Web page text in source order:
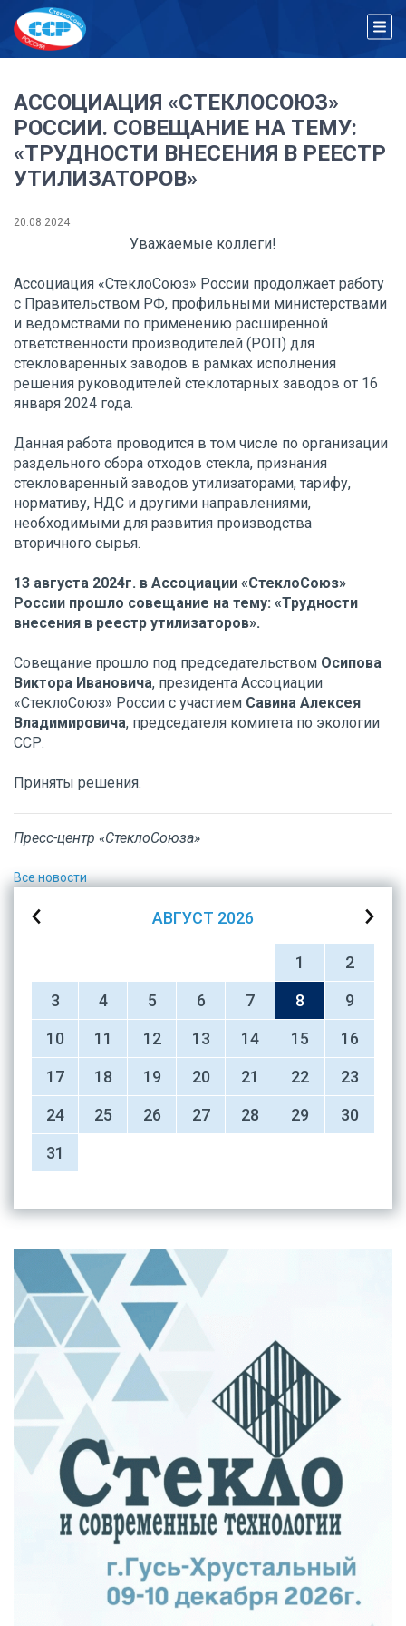
АССОЦИАЦИЯ «СТЕКЛОСОЮЗ»
РОССИИ. СОВЕЩАНИЕ НА ТЕМУ:
«ТРУДНОСТИ ВНЕСЕНИЯ В РЕЕСТР
УТИЛИЗАТОРОВ»
20.08.2024
Уважаемые коллеги!
Ассоциация «СтеклоСоюз» России продолжает работу
с Правительством РФ, профильными министерствами
и ведомствами по применению расширенной
ответственности производителей (РОП) для
стекловаренных заводов в рамках исполнения
решения руководителей стеклотарных заводов от 16
января 2024 года.
Данная работа проводится в том числе по организации
раздельного сбора отходов стекла, признания
стекловаренный заводов утилизаторами, тарифу,
нормативу, НДС и другими направлениями,
необходимыми для развития производства
вторичного сырья.
13 августа 2024г. в Ассоциации «СтеклоСоюз»
России прошло совещание на тему: «Трудности
внесения в реестр утилизаторов».
Совещание прошло под председательством Осипова
Виктора Ивановича, президента Ассоциации
«СтеклоСоюз» России с участием Савина Алексея
Владимировича, председателя комитета по экологии
ССР.
Приняты решения.
Пресс-центр «СтеклоСоюза»
Все новости
АВГУСТ 2026
1
2
3
4 5 6 7 8
9
10
11 12 13 14 15
16
17
18 19 20 21 22
23
24
25 26 27 28 29
30
31